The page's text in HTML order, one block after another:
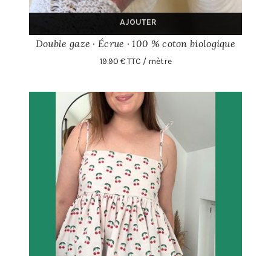
AJOUTER
Double gaze · Écrue · 100 % coton biologique
19.90 € TTC / mètre